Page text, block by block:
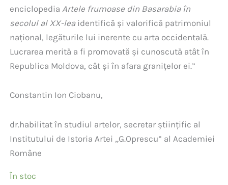
enciclopedia Artele frumoase din Basarabia în
secolul al XX-leaidentifică și valorifică patrimoniul
național, legăturile lui inerente cu arta occidentală.
Lucrarea merită a fi promovată și cunoscută atât în
Republica Moldova, cât și în afara granițelor ei.”
Constantin Ion Ciobanu,
dr.habilitat în studiul artelor, secretar științific al
Institutului de Istoria Artei „G.Oprescu” al Academiei
Române
În stoc